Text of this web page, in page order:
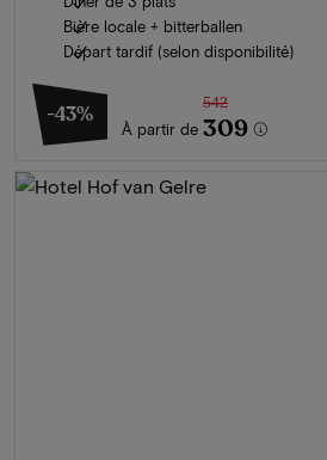
Bière locale + bitterballen
Départ tardif (selon disponibilité)
-43%
À partir de
542
309